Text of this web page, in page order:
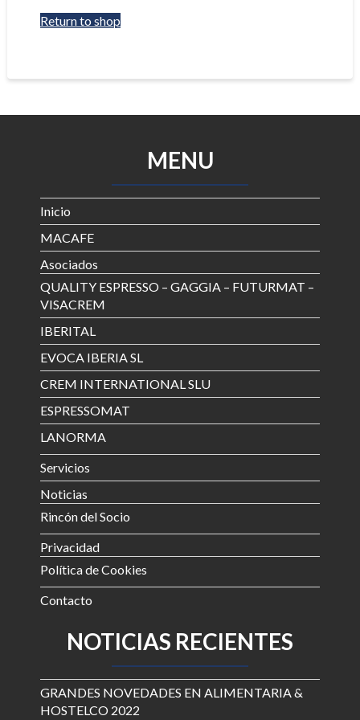
Return to shop
MENU
Inicio
MACAFE
Asociados
QUALITY ESPRESSO – GAGGIA – FUTURMAT –
VISACREM
IBERITAL
EVOCA IBERIA SL
CREM INTERNATIONAL SLU
ESPRESSOMAT
LANORMA
Servicios
Noticias
Rincón del Socio
Privacidad
Política de Cookies
Contacto
NOTICIAS RECIENTES
GRANDES NOVEDADES EN ALIMENTARIA &
HOSTELCO 2022